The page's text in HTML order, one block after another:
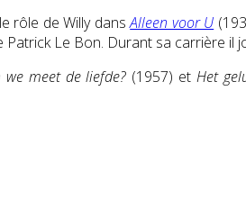
rôle de Willy dansAlleen voor U
Patrick Le Bon. Durant sa carrière il
we meet de liefde? (1957) et Het